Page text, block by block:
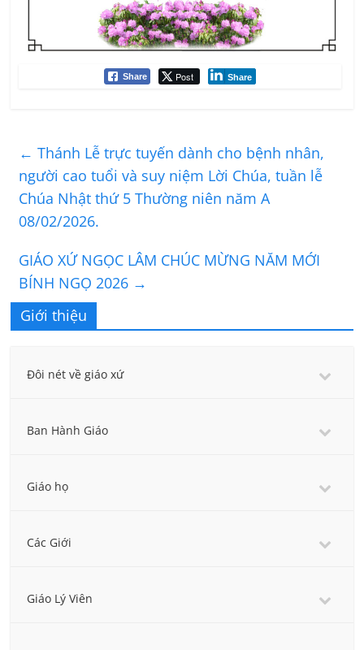
Share Post Share
← Thánh Lễ trực tuyến dành cho bệnh nhân,
người cao tuổi và suy niệm Lời Chúa, tuần lễ
Chúa Nhật thứ 5 Thường niên năm A
08/02/2026.
GIÁO XỨ NGỌC LÂM CHÚC MỪNG NĂM MỚI
BÍNH NGỌ 2026 →
Giới thiệu
Đôi nét về giáo xứ
Ban Hành Giáo
Giáo họ
Các Giới
Giáo Lý Viên